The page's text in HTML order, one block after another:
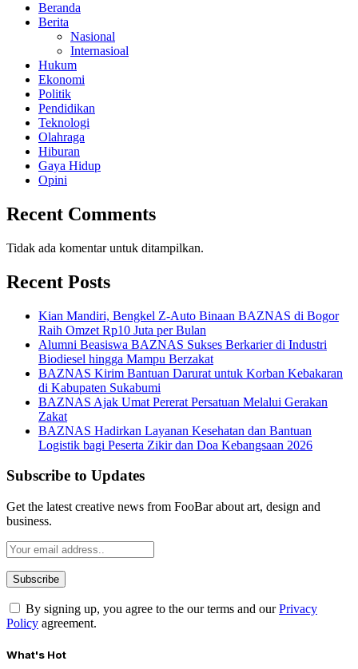
Beranda
Berita
Nasional
Internasioal
Hukum
Ekonomi
Politik
Pendidikan
Teknologi
Olahraga
Hiburan
Gaya Hidup
Opini
Recent Comments
Tidak ada komentar untuk ditampilkan.
Recent Posts
Kian Mandiri, Bengkel Z-Auto Binaan BAZNAS di Bogor
Raih Omzet Rp10 Juta per Bulan
Alumni Beasiswa BAZNAS Sukses Berkarier di Industri
Biodiesel hingga Mampu Berzakat
BAZNAS Kirim Bantuan Darurat untuk Korban Kebakaran
di Kabupaten Sukabumi
BAZNAS Ajak Umat Pererat Persatuan Melalui Gerakan
Zakat
BAZNAS Hadirkan Layanan Kesehatan dan Bantuan
Logistik bagi Peserta Zikir dan Doa Kebangsaan 2026
Subscribe to Updates
Get the latest creative news from FooBar about art, design and
business.
By signing up, you agree to the our terms and ourPrivacy
Policy agreement.
What's Hot